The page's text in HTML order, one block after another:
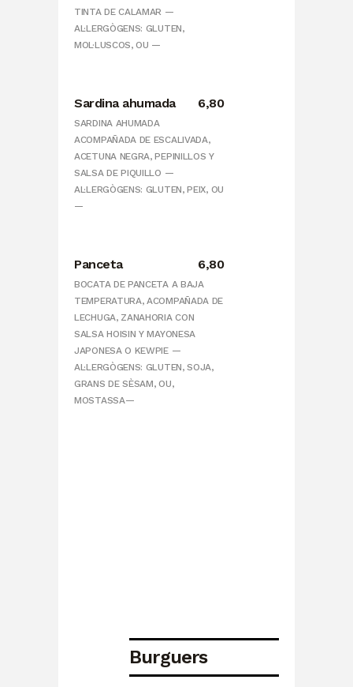
TINTA DE CALAMAR —
AL·LERGÒGENS: GLUTEN,
MOL·LUSCOS, OU —
Sardina ahumada 6,80
SARDINA AHUMADA
ACOMPAÑADA DE ESCALIVADA,
ACETUNA NEGRA, PEPINILLOS Y
SALSA DE PIQUILLO —
AL·LERGÒGENS: GLUTEN, PEIX, OU
—
Panceta 6,80
BOCATA DE PANCETA A BAJA
TEMPERATURA, ACOMPAÑADA DE
LECHUGA, ZANAHORIA CON
SALSA HOISIN Y MAYONESA
JAPONESA O KEWPIE —
AL·LERGÒGENS: GLUTEN, SOJA,
GRANS DE SÈSAM, OU,
MOSTASSA—
Burguers